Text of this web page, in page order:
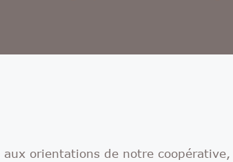
aux orientations de notre